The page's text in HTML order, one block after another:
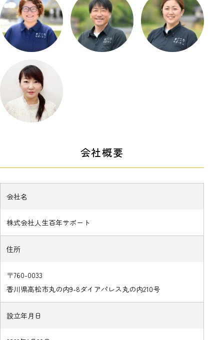
会社概要
会社名
株式会社人生百年サポート
住所
〒760-0033
香川県高松市丸の内9-8ダイアパレス丸の内210号
設立年月日